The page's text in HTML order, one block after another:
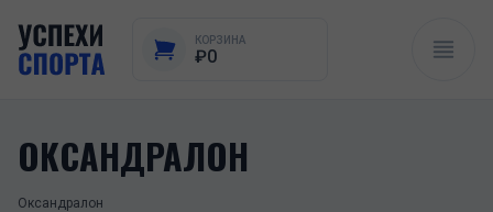
КОРЗИНА
₽0
ОКСАНДРАЛОН
Оксандралон